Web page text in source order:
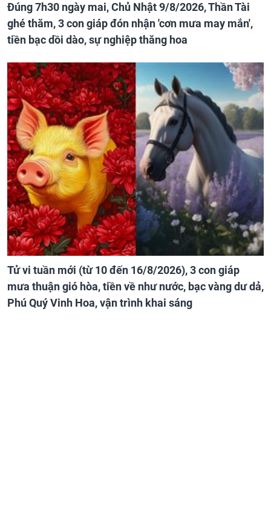
Đúng 7h30 ngày mai, Chủ Nhật 9/8/2026, Thần Tài
ghé thăm, 3 con giáp đón nhận 'cơn mưa may mắn',
tiền bạc dồi dào, sự nghiệp thăng hoa
Tử vi tuần mới (từ 10 đến 16/8/2026), 3 con giáp
mưa thuận gió hòa, tiền về như nước, bạc vàng dư dả,
Phú Quý Vinh Hoa, vận trình khai sáng